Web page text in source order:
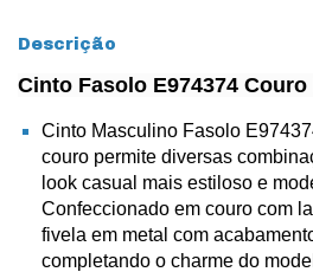
Descrição
Cinto Fasolo E974374
Cinto Masculino Fasolo
couro permite diversas
look casual mais estiloso e
Confeccionado em couro com
fivela em metal com
completando o charme do